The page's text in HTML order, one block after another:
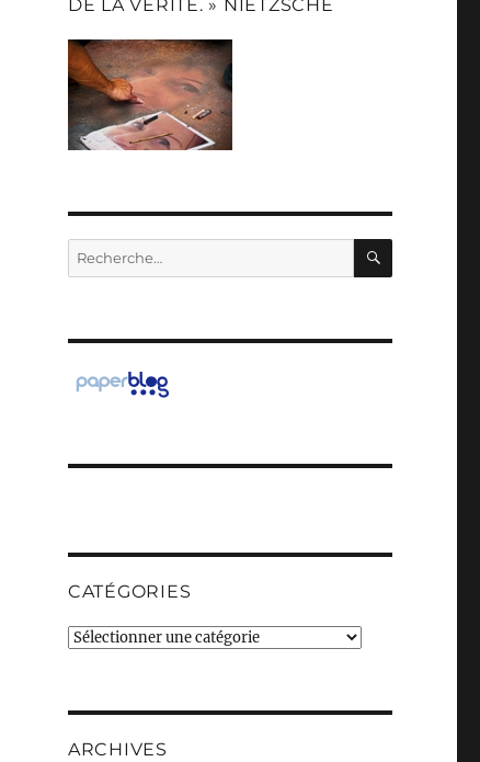
DE LA VÉRITÉ. » NIETZSCHE
Recherche
pour :
CATÉGORIES
Catégories
ARCHIVES